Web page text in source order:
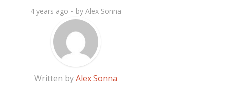
4 years ago by Alex Sonna
Written byAlex Sonna